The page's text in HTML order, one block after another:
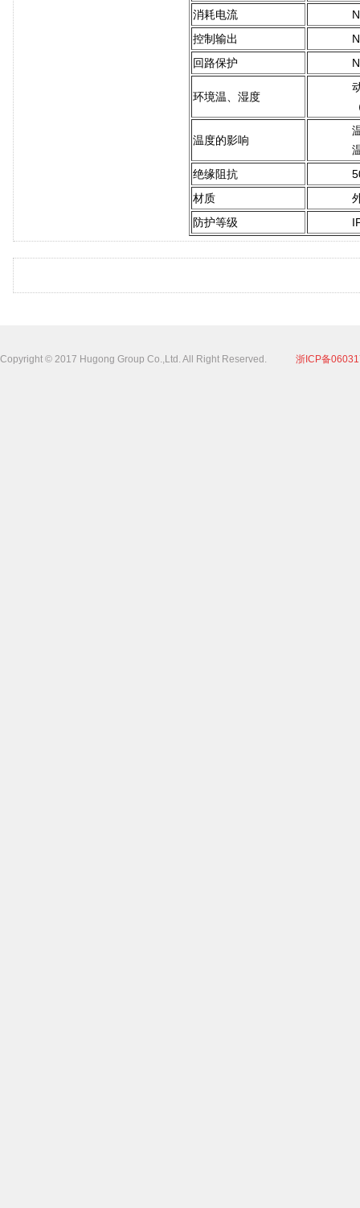
消耗电流
控制输出
回路保护
环境温、湿度
温度的影响
绝缘阻抗
材质
防护等级
Copyright © 2017 Hugong Group Co.,Ltd. All Right Reserved. 浙ICP备